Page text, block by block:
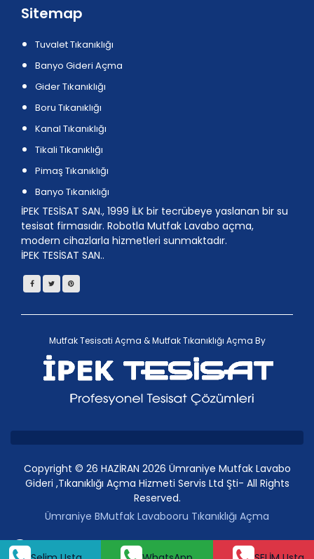
Sitemap
Tuvalet Tıkanıklığı
Banyo Gideri Açma
Gider Tıkanıklığı
Boru Tıkanıklığı
Kanal Tıkanıklığı
Tikali Tıkanıklığı
Pimaş Tıkanıklığı
Banyo Tıkanıklığı
İPEK TESİSAT SAN., 1999 İLK bir tecrübeye yaslanan bir su
tesisat firmasıdır. Robotla Mutfak Lavabo açma,
modern cihazlarla hizmetleri sunmaktadır.
İPEK TESİSAT SAN..
Mutfak Tesisati Açma &Mutfak Tıkanıklığı Açma By
Copyright © 26 HAZİRAN 2026 Ümraniye Mutfak Lavabo
Gideri ,Tıkanıklığı Açma Hizmeti Servis Ltd Şti- All Rights
Reserved.
Ümraniye BMutfak Lavabooru Tıkanıklığı Açma
Whatsap